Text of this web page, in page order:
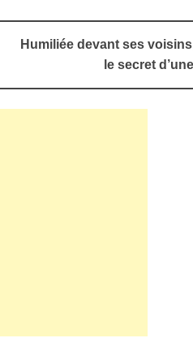
Humiliée devant ses
le secret